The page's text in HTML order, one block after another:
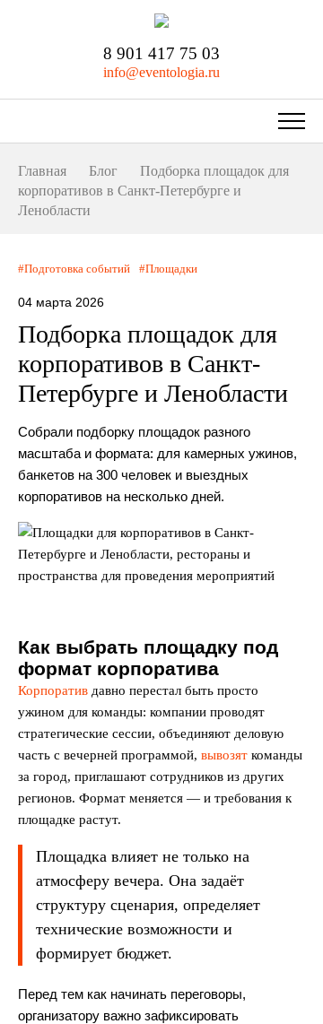
8 901 417 75 03
info@eventologia.ru
Главная Блог
Подборка площадок для
корпоративов в Санкт-Петербурге и
Ленобласти
Подготовка событий Площадки
04 марта 2026
Подборка площадок для
корпоративов в Санкт-
Петербурге и Ленобласти
Собрали подборку площадок разного
масштаба и формата: для камерных ужинов,
банкетов на 300 человек и выездных
корпоративов на несколько дней.
Как выбрать площадку под
формат корпоратива
Корпоратив давно перестал быть просто
ужином для команды: компании проводят
стратегические сессии, объединяют деловую
часть с вечерней программой, вывозят команды
за город, приглашают сотрудников из других
регионов. Формат меняется — и требования к
площадке растут.
Площадка влияет не только на
атмосферу вечера. Она задаёт
структуру сценария, определяет
технические возможности и
формирует бюджет.
Перед тем как начинать переговоры,
организатору важно зафиксировать